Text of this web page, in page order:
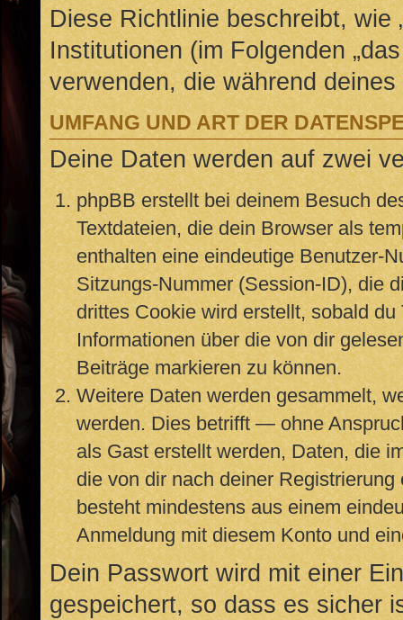
Diese Richtlinie beschreibt, wie
Institutionen (im Folgenden
verwenden, die während
UMFANG UND ART DER
Deine Daten werden auf zwei
phpBB erstellt bei deinem Besuch
Textdateien, die dein Browser als
enthalten eine eindeutige Benutzer-
Sitzungs-Nummer (Session-ID), die
drittes Cookie wird erstellt, sobald
Informationen über die von dir
Beiträge markieren zu können.
Weitere Daten werden gesammelt,
werden. Dies betrifft — ohne
als Gast erstellt werden, Daten, die
die von dir nach deiner
besteht mindestens aus einem
Anmeldung mit diesem Konto und
Dein Passwort wird mit einer
gespeichert, so dass es sicher